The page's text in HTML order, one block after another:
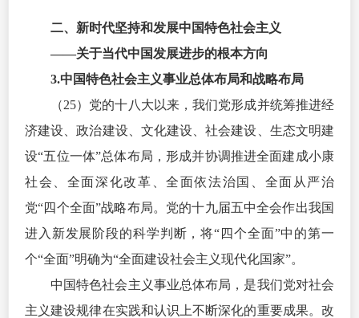
二、新时代坚持和发展中国特色社会主义
——关于当代中国发展进步的根本方向
3.中国特色社会主义事业总体布局和战略布局
（25）党的十八大以来，我们党形成并统筹推进经
济建设、政治建设、文化建设、社会建设、生态文明建
设“五位一体”总体布局，形成并协调推进全面建成小康
社会、全面深化改革、全面依法治国、全面从严治
党“四个全面”战略布局。党的十九届五中全会作出我国
进入新发展阶段的科学判断，将“四个全面”中的第一
个“全面”明确为“全面建设社会主义现代化国家”。
中国特色社会主义事业总体布局，是我们党对社会
主义建设规律在实践和认识上不断深化的重要成果。改